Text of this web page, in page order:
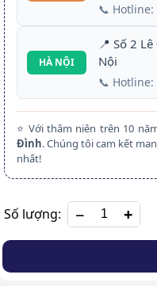
📞 Hotline:
HÀ NỘI
📍 Số 2
Nội
📞 Hotline:
⭐ Với thâm niên trên 10
Đình. Chúng tôi cam kết
nhất!
Số lượng: +